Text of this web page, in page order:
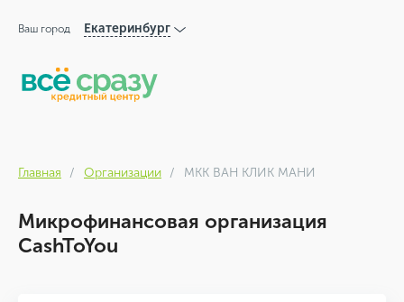
Ваш город Екатеринбург
Главная Организации МКК ВАН КЛИК МАНИ
Микрофинансовая организация
CashToYou